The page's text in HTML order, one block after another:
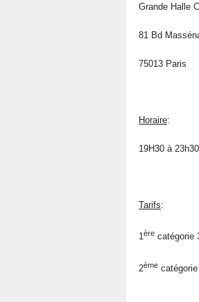
Grande Halle
81 Bd
75013 Paris
Horaire:
19H30 à 23h30
Tarifs:
1ère catégorie
2ème